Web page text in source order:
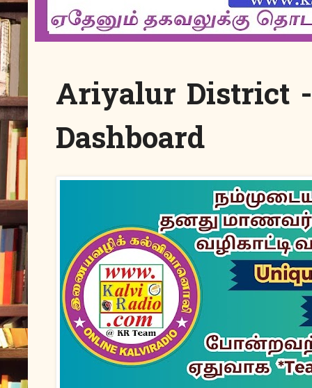
Ariyalur District
Dashboard